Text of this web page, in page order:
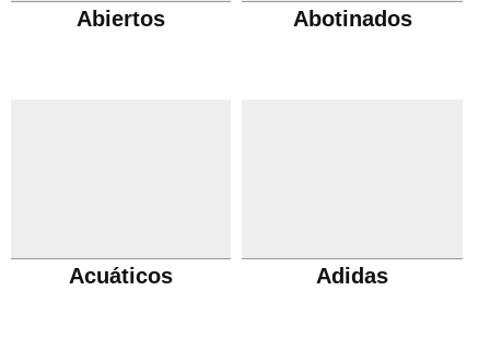
Abiertos Abotinados
Acuáticos Adidas